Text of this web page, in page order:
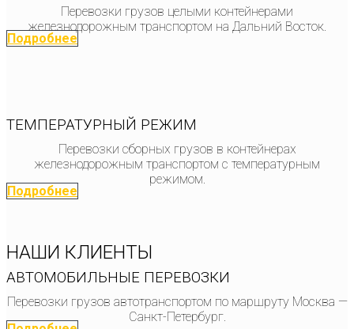
Перевозки грузов целыми контейнерами
железнодорожным транспортом на Дальний Восток.
Подробнее
ТЕМПЕРАТУРНЫЙ РЕЖИМ
Перевозки сборных грузов в контейнерах
железнодорожным транспортом с температурным
режимом.
Подробнее
АВТОМОБИЛЬНЫЕ ПЕРЕВОЗКИ
Перевозки грузов автотранспортом по маршруту Москва —
Санкт-Петербург.
НАШИ КЛИЕНТЫ